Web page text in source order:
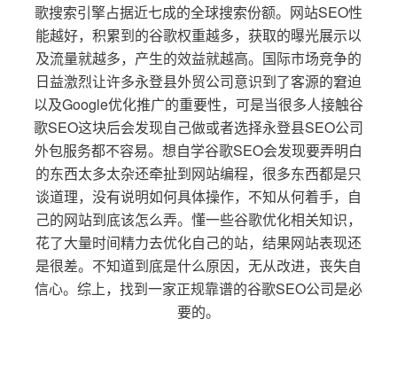
歌搜索引擎占据近七成的全球搜索份额。网站SEO性
能越好，积累到的谷歌权重越多，获取的曝光展示以
及流量就越多，产生的效益就越高。国际市场竞争的
日益激烈让许多永登县外贸公司意识到了客源的窘迫
以及Google优化推广的重要性，可是当很多人接触谷
歌SEO这块后会发现自己做或者选择永登县SEO公司
外包服务都不容易。想自学谷歌SEO会发现要弄明白
的东西太多太杂还牵扯到网站编程，很多东西都是只
谈道理，没有说明如何具体操作，不知从何着手，自
己的网站到底该怎么弄。懂一些谷歌优化相关知识，
花了大量时间精力去优化自己的站，结果网站表现还
是很差。不知道到底是什么原因，无从改进，丧失自
信心。综上，找到一家正规靠谱的谷歌SEO公司是必
要的。